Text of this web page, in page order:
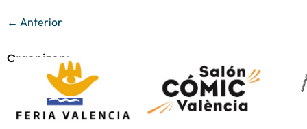
← Anterior
Organizan: